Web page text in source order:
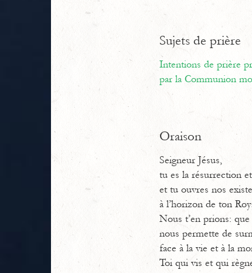
Sujets de prière
Intentions de prière
par la Communion
Oraison
Seigneur Jésus,
tu es la résurrection
et tu ouvres nos
à l’horizon de ton
Nous t’en prions:
nous permette de
face à la vie et à la
Toi qui vis et qui